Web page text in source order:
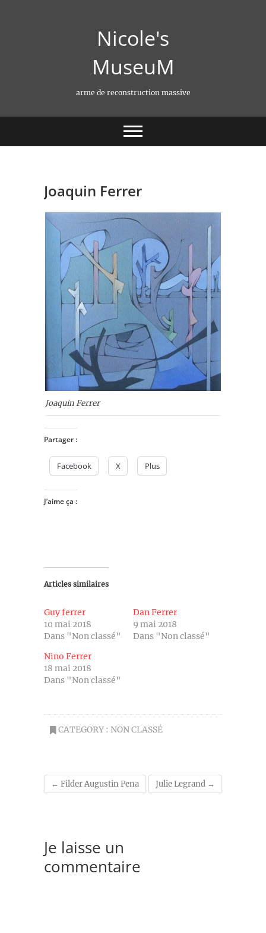
Nicole's
MuseuM
arme de reconstruction massive
Joaquin Ferrer
Joaquin Ferrer
Partager :
Facebook X Plus
J’aime ça :
Articles similaires
Guy ferrer
10 mai 2018
Dans "Non classé"
Dan Ferrer
9 mai 2018
Dans "Non classé"
Nino Ferrer
18 mai 2018
Dans "Non classé"
CATEGORY : NON CLASSÉ
← Filder Augustin Pena Julie Legrand →
Je laisse un
commentaire